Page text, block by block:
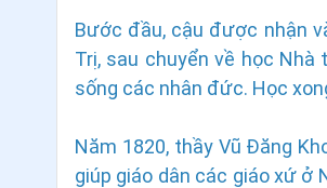
Bước đầu, cậu được nhận
Trị, sau chuyển về học
sống các nhân đức. Học
Năm 1820, thầy Vũ Đăng
giúp giáo dân các giáo xứ ở